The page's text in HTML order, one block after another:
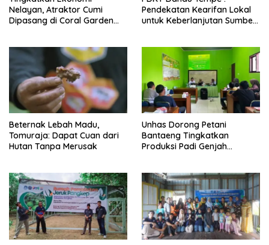
Nelayan, Atraktor Cumi
Dipasang di Coral Garden
Pendekatan Kearifan Lokal
untuk Keberlanjutan Sumber
Beternak Lebah Madu,
Tomuraja: Dapat Cuan dari
Hutan Tanpa Merusak
Unhas Dorong Petani
Bantaeng Tingkatkan
Produksi Padi Genjah